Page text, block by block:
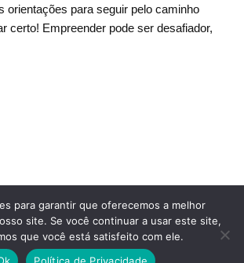
orientações para seguir pelo caminho
certo! Empreender pode ser desafiador,
Glossário do Sucesso
Sobre Nós Termos de uso
Sucesso - TODOS OS DIREITOS
para garantir que oferecemos a melhor
site. Se você continuar a usar este site,
que você está satisfeito com ele.
Política de Privacidade